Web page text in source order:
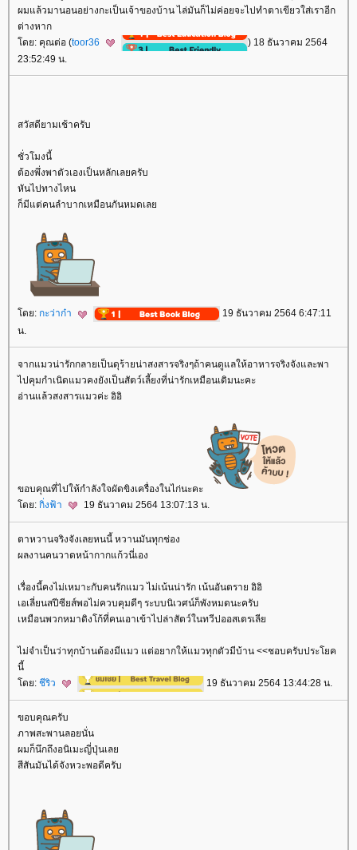
ผมแล้วมานอนอย่างกะเป็นเจ้าของบ้าน ไล่มันก็ไม่ค่อยจะไปทำตาเขียวใส่เราอีก
ต่างหาก
ดย: คุณต่อ (toor36
) 18 ธันวาคม 2564
23:52:49 น.
สวัสดียามเช้าครับ
ชั่วโมงนี้
ต้องพึ่งพาตัวเองเป็นหลักเลยครับ
หันไปทางไหน
ก็มีแต่คนลำบากเหมือนกันหมดเล
ดย: กะว่าก๋า
19 ธันวาคม 2564 6:47:11
น.
จากแมวน่ารักกลายเป็นดุร้ายน่าสงสารจริงๆถ้าคนดูแลให้อาหารจริงจังและพา
ไปคุมกำเนิดแมวคงยังเป็นสัตว์เลี้ยงที่น่ารักเหมือนเดิมนะคะ
อ่านแล้วสงสารแมวค่ะ อิอิ
ขอบคุณที่ไปให้กำลังใจผัดขิงเครื่องในไก่นะคะ
ดย: กิ่งฟ้า 19 ธันวาคม 2564 13:07:13 น.
ตาหวานจริงจังเลยหนนี้ หวานมันทุกช่อง
ผลงานคนวาดหน้ากากแก้วนี่เอง
เรื่องนี้คงไม่เหมาะกับคนรักแมว ไม่เน้นน่ารัก เน้นอันตราย อิอิ
เอเลี่ยนสปีซียส์พอไม่ควบคุมดีๆ ระบบนิเวศน์ก็พังหมดนะครับ
เหมือนพวกหมาดิงโก้ที่คนเอาเข้าไปล่าสัตว์ในทวีปออสเตรเลี
ไม่จำเป็นว่าทุกบ้านต้องมีแมว แต่อยากให้แมวทุกตัวมีบ้าน <<ชอบครับประโยค
นี้
ดย: ชีริว 19 ธันวาคม 2564 13:44:28 น.
ขอบคุณครับ
ภาพสะพานลอยนั่น
ผมก็นึกถึงอนิเมะญี่ปุ่นเล
สีสันมันได้จังหวะพอดีครับ